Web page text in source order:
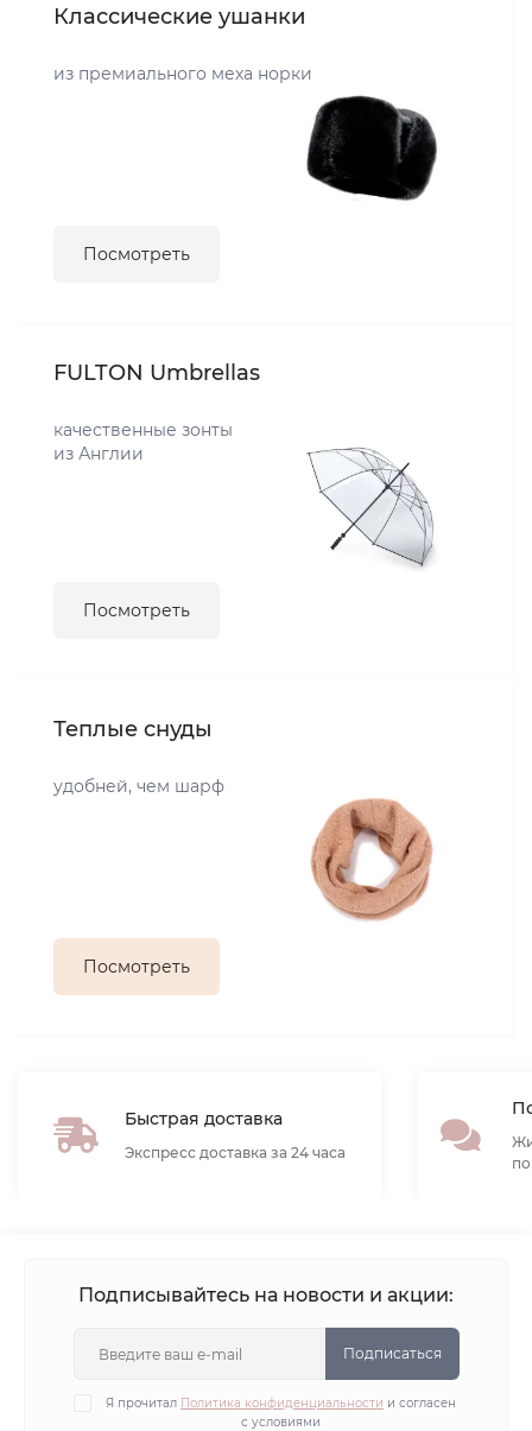
Классические ушанки
из премиального меха норки
Посмотреть
FULTON Umbrellas
качественные зонты
из Англии
Посмотреть
Теплые снуды
удобней, чем шарф
Посмотреть
Быстрая доставка
Экспресс доставка за 24 часа
Подписывайтесь на новости и акции:
Подписаться
Я прочитал Политика конфиденциальности и согласен
с условиями